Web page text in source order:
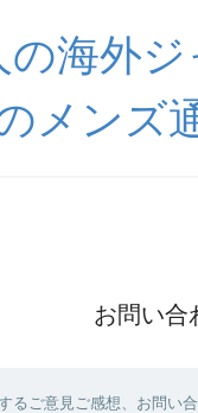
海外
メンズ
お問い合
るご意見ご感想、お問い